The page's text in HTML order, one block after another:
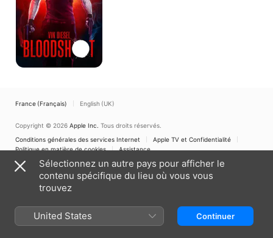
France (Français) English (UK)
Copyright © 2026 Apple Inc. Tous droits réservés.
Conditions générales des services Internet
Apple TV et Confidentialité
Politique en matière de cookies
Assistance
Sélectionnez un autre pays pour afficher le
contenu spécifique du lieu où vous vous
trouvez
United States Continuer